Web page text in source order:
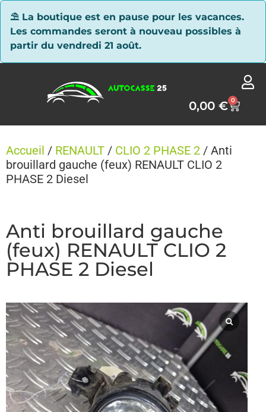
⛱ La boutique est en pause pour les vacances.
Les commandes seront à nouveau possibles à
partir du vendredi 21 août.
0,00€ 0
Accueil / RENAULT / CLIO 2 PHASE 2 / Anti
brouillard gauche (feux) RENAULT CLIO 2
PHASE 2 Diesel
Anti brouillard gauche
(feux) RENAULT CLIO 2
PHASE 2 Diesel
Panneau de gestion des cookies